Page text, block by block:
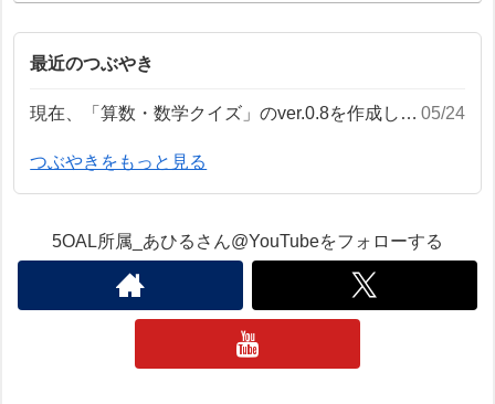
最近のつぶやき
現在、「算数・数学クイズ」のver.0.8を作成しております。お待ちください。 05/24
つぶやきをもっと見る
5OAL所属_あひるさん@YouTubeをフォローする